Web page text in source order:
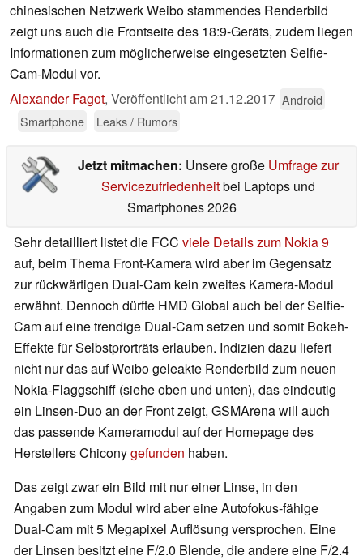
chinesischen Netzwerk Weibo stammendes Renderbild
zeigt uns auch die Frontseite des 18:9-Geräts, zudem liegen
Informationen zum möglicherweise eingesetzten Selfie-
Cam-Modul vor.
Alexander Fagot, Veröffentlicht am21.12.2017 Android
Smartphone
Leaks / Rumors
Jetzt mitmachen: Unsere große Umfrage zur
Servicezufriedenheitbei Laptops und
Smartphones 2026
Sehr detailliert listet die FCC viele Details zum Nokia 9
auf, beim Thema Front-Kamera wird aber im Gegensatz
zur rückwärtigen Dual-Cam kein zweites Kamera-Modul
erwähnt. Dennoch dürfte HMD Global auch bei der Selfie-
Cam auf eine trendige Dual-Cam setzen und somit Bokeh-
Effekte für Selbstprorträts erlauben. Indizien dazu liefert
nicht nur das auf Weibo geleakte Renderbild zum neuen
Nokia-Flaggschiff (siehe oben und unten), das eindeutig
ein Linsen-Duo an der Front zeigt, GSMArena will auch
das passende Kameramodul auf der Homepage des
Herstellers Chiconygefunden haben.
Das zeigt zwar ein Bild mit nur einer Linse, in den
Angaben zum Modul wird aber eine Autofokus-fähige
Dual-Cam mit 5 Megapixel Auflösung versprochen. Eine
der Linsen besitzt eine F/2.0 Blende, die andere eine F/2.4